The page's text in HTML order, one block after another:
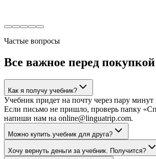
Частые вопросы
Все важное перед
Как я получу учебник?
Учебник придет на почту через пару минут
Если письмо не пришло, проверь папку
напиши нам на online@linguatrip.com.
Можно купить учебник для друга?
Хочу вернуть деньги за учебник. Получится?